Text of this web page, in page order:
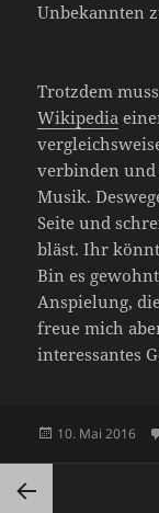
Unbekannten
Trotzdem
Wikipedia
verbinden
Musik.
Seite und
bläst. Ihr
Bin es
Anspielung,
freue mich
interessantes
Veröffentlicht
10. Mai 2016
der